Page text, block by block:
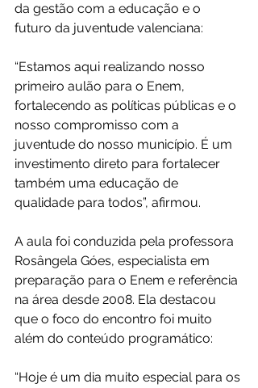
da gestão com a educação e o
futuro da juventude valenciana:
“Estamos aqui realizando nosso
primeiro aulão para o Enem,
fortalecendo as políticas públicas e o
nosso compromisso com a
juventude do nosso município. É um
investimento direto para fortalecer
também uma educação de
qualidade para todos”, afirmou.
A aula foi conduzida pela professora
Rosângela Góes, especialista em
preparação para o Enem e referência
na área desde 2008. Ela destacou
que o foco do encontro foi muito
além do conteúdo programático:
“Hoje é um dia muito especial para os